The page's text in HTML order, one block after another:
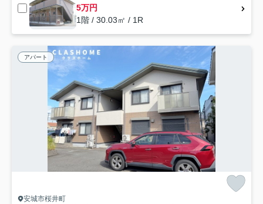
5万円
1階 / 30.03㎡ / 1R
アパート
安城市桜井町